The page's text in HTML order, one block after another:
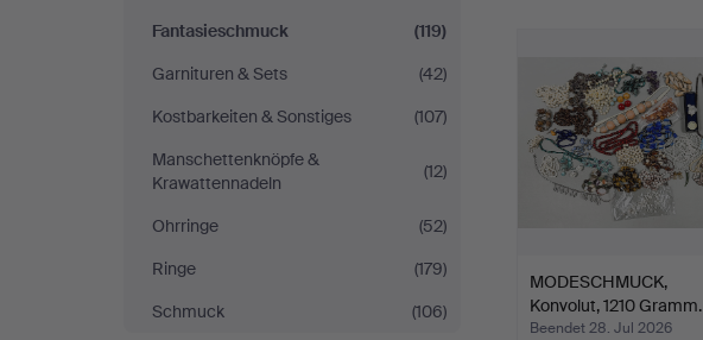
Fantasieschmuck
(119)
Garnituren & Sets
(42)
Kostbarkeiten & Sonstiges
(107)
Manschettenknöpfe &
Krawattennadeln
(12)
Ohrringe
(52)
Ringe
(179)
Schmuck
(106)
MODESCHMUCK,
Konvolut, 1210 Gramm.
Beendet 28. Jul 2026